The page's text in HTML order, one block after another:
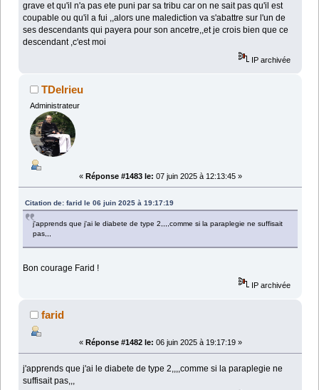
grave et qu'il n'a pas ete puni par sa tribu car on ne sait pas qu'il est
coupable ou qu'il a fui ,,alors une malediction va s'abattre sur l'un de
ses descendants qui payera pour son ancetre,,et je crois bien que ce
descendant ,c'est moi
IP archivée
TDelrieu
Administrateur
« Réponse #1483 le: 07 juin 2025 à 12:13:45 »
Citation de: farid le 06 juin 2025 à 19:17:19
j'apprends que j'ai le diabete de type 2,,,,comme si la paraplegie ne suffisait
pas,,,
Bon courage Farid !
IP archivée
farid
« Réponse #1482 le: 06 juin 2025 à 19:17:19 »
j'apprends que j'ai le diabete de type 2,,,,comme si la paraplegie ne
suffisait pas,,,